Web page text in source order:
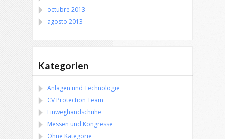
octubre 2013
agosto 2013
Kategorien
Anlagen und Technologie
CV Protection Team
Einweghandschuhe
Messen und Kongresse
Ohne Kategorie